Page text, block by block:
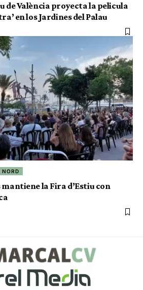
de València proyecta la pelicula
en los Jardines del Palau
NORD
mantiene la Fira d’Estiu con